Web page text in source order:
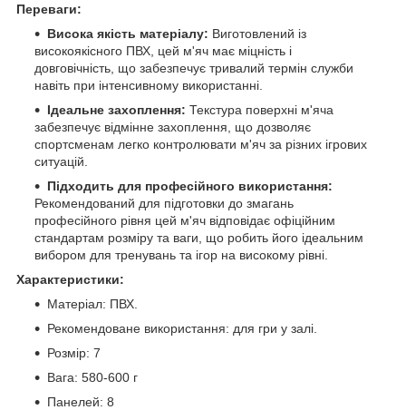
Переваги:
Висока якість матеріалу: Виготовлений із
високоякісного ПВХ, цей м'яч має міцність і
довговічність, що забезпечує тривалий термін служби
навіть при інтенсивному використанні.
Ідеальне захоплення: Текстура поверхні м'яча
забезпечує відмінне захоплення, що дозволяє
спортсменам легко контролювати м'яч за різних ігрових
ситуацій.
Підходить для професійного використання:
Рекомендований для підготовки до змагань
професійного рівня цей м'яч відповідає офіційним
стандартам розміру та ваги, що робить його ідеальним
вибором для тренувань та ігор на високому рівні.
Характеристики:
Матеріал: ПВХ.
Рекомендоване використання: для гри у залі.
Розмір: 7
Вага: 580-600 г
Панелей: 8